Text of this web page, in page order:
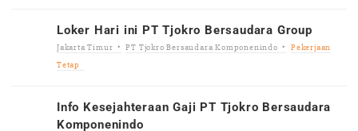
Loker Hari ini PT Tjokro Bersaudara Group
Jakarta Timur PT Tjokro Bersaudara Komponenindo
Pekerjaan
Tetap
Info Kesejahteraan Gaji PT Tjokro Bersaudara
Komponenindo